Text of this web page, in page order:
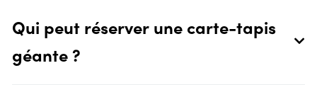
Qui peut réserver une carte-tapis
géante ?